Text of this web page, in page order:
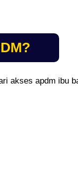
akses apdm ibu